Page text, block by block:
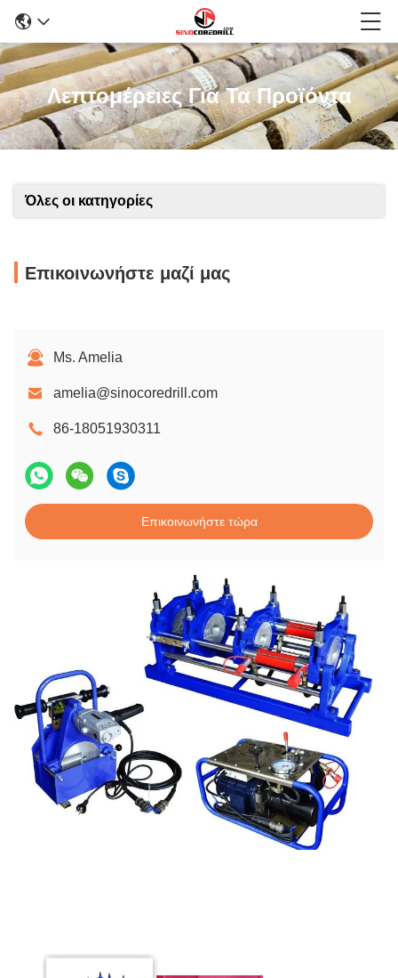
Λεπτομέρειες Για Τα Προϊόντα
Όλες οι κατηγορίες
Επικοινωνήστε μαζί μας
Ms. Amelia
amelia@sinocoredrill.com
86-18051930311
Επικοινωνήστε τώρα